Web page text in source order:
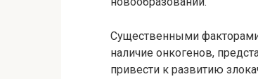
Существенными
наличие онкогенов,
привести к развитию